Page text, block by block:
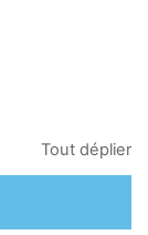
DES
Tout déplier